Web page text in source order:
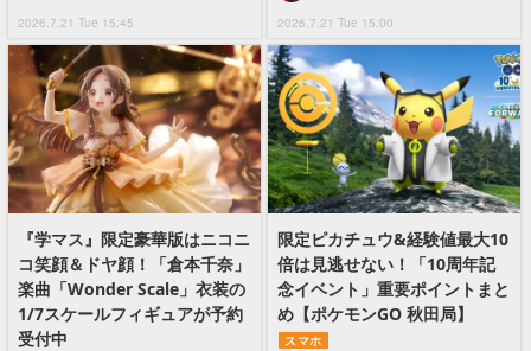
2026.7.21 Tue 15:45 2026.7.21 Tue 15:00
『学マス』限定豪華版はニコニ
コ笑顔＆ドヤ顔！「倉本千奈」
楽曲「Wonder Scale」衣装の
1/7スケールフィギュアが予約
受付中
限定ピカチュウ&経験値最大10
倍は見逃せない！「10周年記
念イベント」重要ポイントまと
め【ポケモンGO 秋田局】
スマホ